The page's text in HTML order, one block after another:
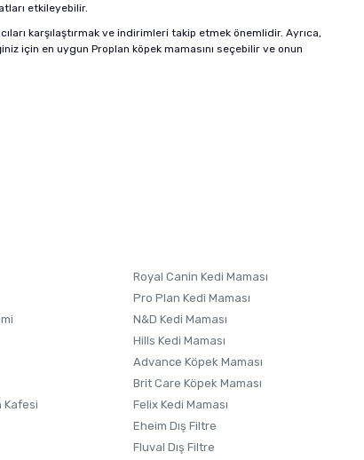
etkileyebilir.
karşılaştırmak ve indirimleri takip etmek önemlidir. Ayrıca,
için en uygun Proplan köpek mamasını seçebilir ve onun
Kafesi
Royal Canin Kedi Maması
Pro Plan Kedi Maması
N&D Kedi Maması
Hills Kedi Maması
Advance Köpek Maması
Brit Care Köpek Maması
Felix Kedi Maması
Eheim Dış Filtre
Fluval Dış Filtre